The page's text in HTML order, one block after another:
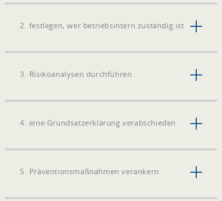
2. festlegen, wer betriebsintern zuständig ist
3. Risikoanalysen durchführen
4. eine Grundsatzerklärung verabschieden
5. Präventionsmaßnahmen verankern